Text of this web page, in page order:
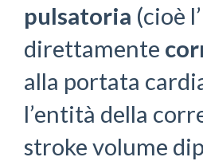
pulsatoria (cioè
direttamente
alla portata
l’entità della
stroke volume